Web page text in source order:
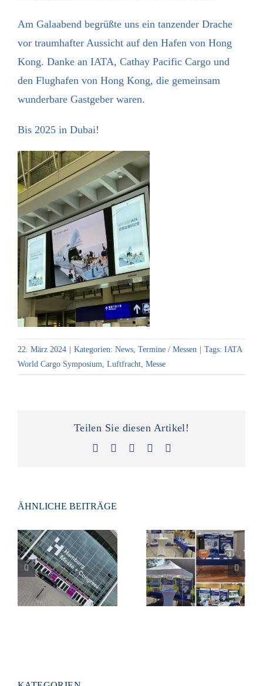
Am Galaabend begrüßte uns ein tanzender Drache
vor traumhafter Aussicht auf den Hafen von Hong
Kong. Danke an IATA, Cathay Pacific Cargo und
den Flughafen von Hong Kong, die gemeinsam
wunderbare Gastgeber waren.
Bis 2025 in Dubai!
22. März 2024 | Kategorien: News Termine / Messen | Tags: IATA
World Cargo Symposium Luftfracht Messe
Teilen Sie diesen Artikel!
Facebook LinkedIn
Xing
ÄHNLICHE BEITRÄGE
Aircraft Interiors
Expo 2024 in
Hamburg
Die Dokasch
GmbH auf der
Jobmesse in
Montabaur